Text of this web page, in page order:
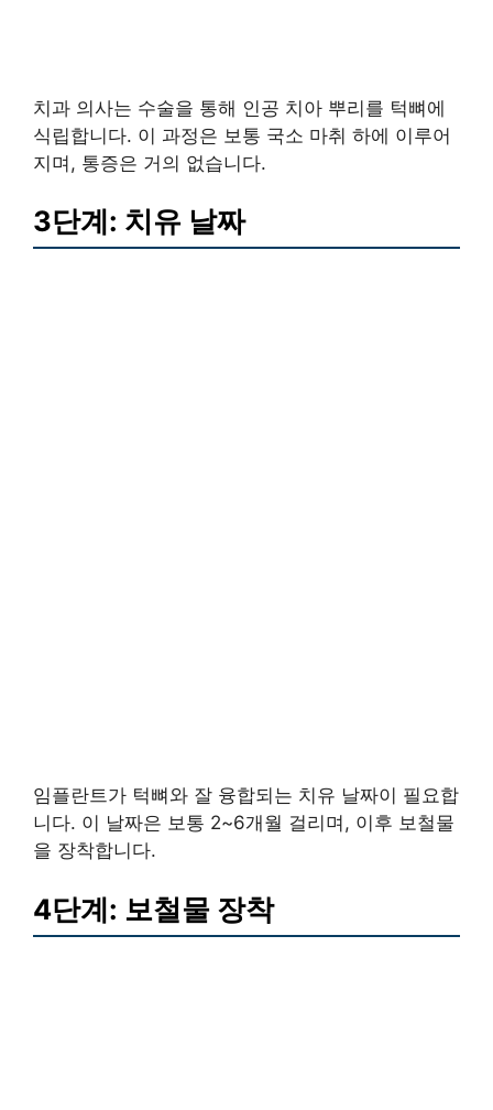
치과 의사는 수술을 통해 인공 치아 뿌리를 턱뼈에
식립합니다. 이 과정은 보통 국소 마취 하에 이루어
지며, 통증은 거의 없습니다.
3단계: 치유 날짜
임플란트가 턱뼈와 잘 융합되는 치유 날짜이 필요합
니다. 이 날짜은 보통 2~6개월 걸리며, 이후 보철물
을 장착합니다.
4단계: 보철물 장착